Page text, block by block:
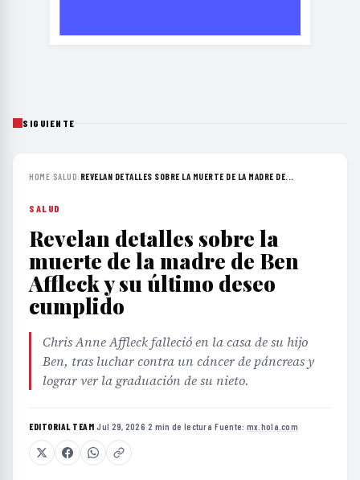
SIGUIENTE
HOME› SALUD› REVELAN DETALLES SOBRE LA MUERTE DE LA MADRE DE...
SALUD
Revelan detalles sobre la
muerte de la madre de Ben
Affleck y su último deseo
cumplido
Chris Anne Affleck falleció en la casa de su hijo
Ben, tras luchar contra un cáncer de páncreas y
lograr ver la graduación de su nieto.
EDITORIAL TEAM·Jul 29, 2026·2 min de lectura·Fuente: mx.hola.com